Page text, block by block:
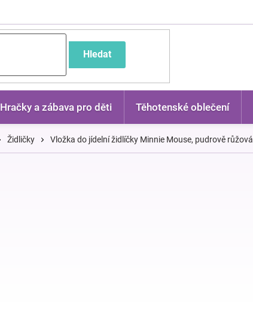
Hledat
Hračky a zábava pro děti Těhotenské oblečení
Židličky Vložka do jídelní židlíčky Minnie Mouse, pudrově růžová